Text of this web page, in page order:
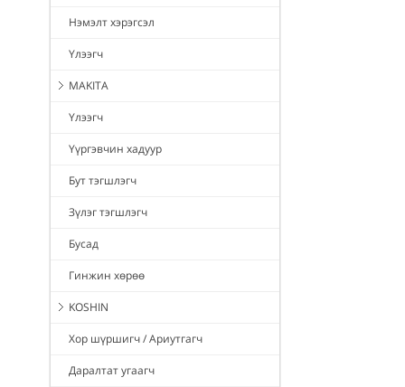
Нэмэлт хэрэгсэл
Үлээгч
MAKITA
Үлээгч
Үүргэвчин хадуур
Бут тэгшлэгч
Зүлэг тэгшлэгч
Бусад
Гинжин хөрөө
KOSHIN
Хор шүршигч / Ариутгагч
Даралтат угаагч